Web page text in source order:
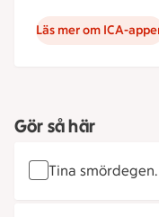
Läs mer om ICA-
Gör så här
Tina smördegen.